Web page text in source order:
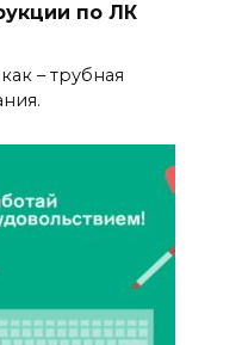
по ЛК
– трубная